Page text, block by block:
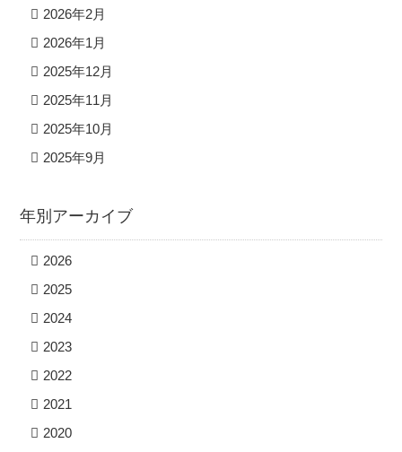
2026年2月
2026年1月
2025年12月
2025年11月
2025年10月
2025年9月
年別アーカイブ
2026
2025
2024
2023
2022
2021
2020